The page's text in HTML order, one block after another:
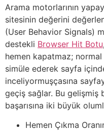
Arama motorlarının
sitesinin değerini
(User Behavior Signals)
destekli Browser Hit Botu
hemen kapatmaz; normal
simüle ederek sayfa
inceliyormuşçasına
geçiş sağlar. Bu gelişmiş
başarısına iki büyük
Hemen Çıkma